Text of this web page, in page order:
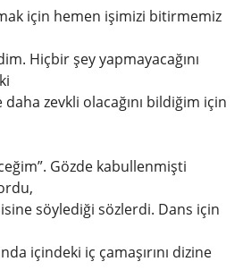
için hemen işimizi bitirmemiz
Hiçbir şey yapmayacağını
zevkli olacağını bildiğim için
Gözde kabullenmişti
söylediği sözlerdi. Dans için
içindeki iç çamaşırını dizine